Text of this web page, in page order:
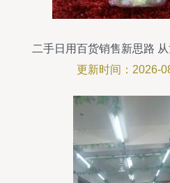
二手日用百货销售新思路
起
更新时间：2026-